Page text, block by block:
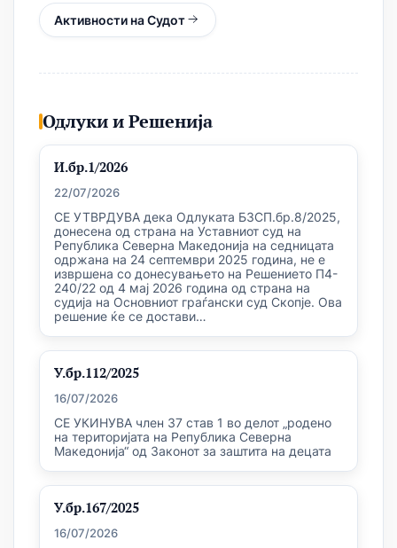
Активности на Судот
Одлуки и Решенија
И.бр.1/2026
22/07/2026
СЕ УТВРДУВА дека Одлуката БЗСП.бр.8/2025,
донесена од страна на Уставниот суд на
Република Северна Македонија на седницата
одржана на 24 септември 2025 година, не е
извршена со донесувањето на Решението П4-
240/22 од 4 мај 2026 година од страна на
судија на Основниот граѓански суд Скопје. Ова
решение ќе се достави…
У.бр.112/2025
16/07/2026
СЕ УКИНУВА член 37 став 1 во делот „родено
на територијата на Република Северна
Македонија“ од Законот за заштита на децата
У.бр.167/2025
16/07/2026